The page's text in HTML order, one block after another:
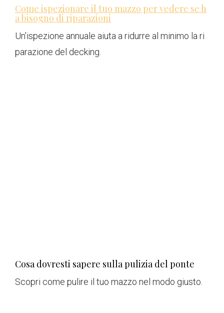
Come ispezionare il tuo mazzo per vedere se h
a bisogno di riparazioni
Un'ispezione annuale aiuta a ridurre al minimo la ri
parazione del decking.
Cosa dovresti sapere sulla pulizia del ponte
Scopri come pulire il tuo mazzo nel modo giusto.